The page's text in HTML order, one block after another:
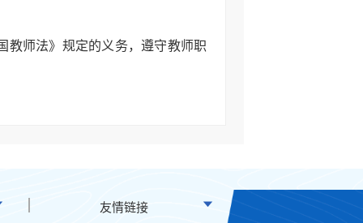
师法》规定的义务，遵守教师职
友情链接